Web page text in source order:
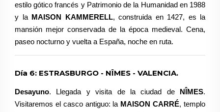
estilo gótico francés y Patrimonio de la Humanidad en 1988
y la MAISON KAMMERELL, construida en 1427, es la
mansión mejor conservada de la época medieval. Cena,
paseo nocturno y vuelta a España, noche en ruta.
Día 6: ESTRASBURGO - NÎMES - VALENCIA.
Desayuno. Llegada y visita de la ciudad de NÎMES.
Visitaremos el casco antiguo: la MAISON CARRÉ, templo